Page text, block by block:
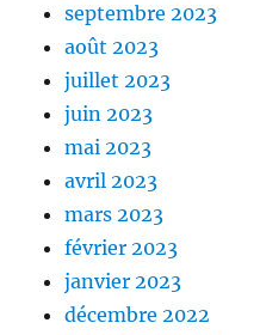
septembre 2023
août 2023
juillet 2023
juin 2023
mai 2023
avril 2023
mars 2023
février 2023
janvier 2023
décembre 2022